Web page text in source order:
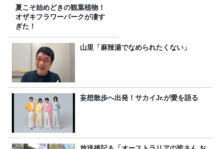
夏こそ始めどきの観葉植物！
オザキフラワーパークが凄す
ぎた！
山里「麻辣湯でなめられたくない」
妄想散歩へ出発！サカイJr.が愛を語る